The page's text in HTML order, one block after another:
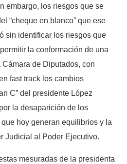
embargo, los riesgos que se
“cheque en blanco” que ese
sin identificar los riesgos que
la conformación de una
de Diputados, con
fast track los cambios
C” del presidente López
la desaparición de los
hoy generan equilibrios y la
Judicial al Poder Ejecutivo.
mesuradas de la presidenta